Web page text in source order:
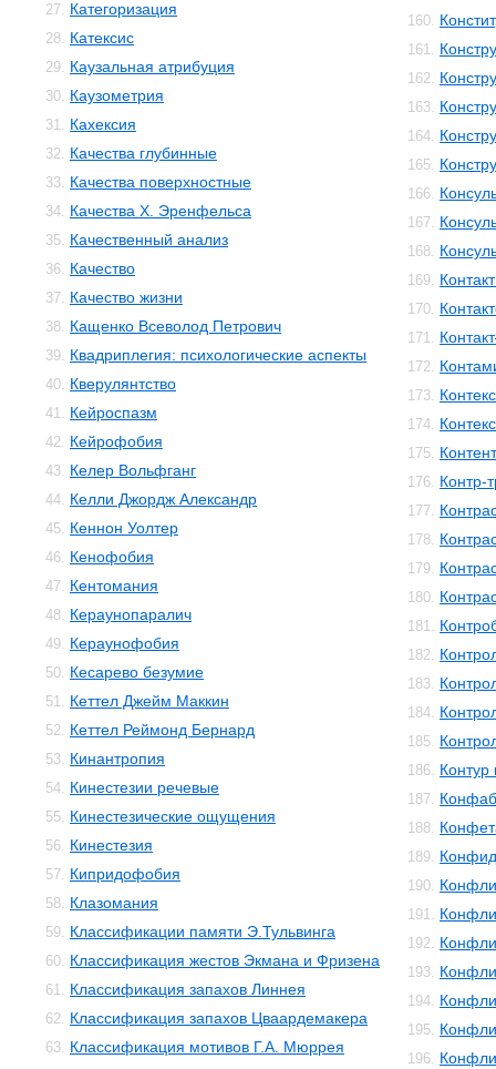
27. Категоризация
28. Катексис
29. Каузальная атрибуция
30. Каузометрия
31. Кахексия
32. Качества глубинные
33. Качества поверхностные
34. Качества Х. Эренфельса
35. Качественный анализ
36. Качество
37. Качество жизни
38. Кащенко Всеволод Петрович
39. Квадриплегия: психологические аспекты
40. Кверулянтство
41. Кейроспазм
42. Кейрофобия
43. Келер Вольфганг
44. Келли Джордж Александр
45. Кеннон Уолтер
46. Кенофобия
47. Кентомания
48. Кераунопаралич
49. Кераунофобия
50. Кесарево безумие
51. Кеттел Джейм Маккин
52. Кеттел Реймонд Бернард
53. Кинантропия
54. Кинестезии речевые
55. Кинестезические ощущения
56. Кинестезия
57. Кипридофобия
58. Клазомания
59. Классификации памяти Э.Тульвинга
60. Классификация жестов Экмана и Фризена
61. Классификация запахов Линнея
62. Классификация запахов Цваардемакера
63. Классификация мотивов Г.А. Мюррея
160.
161.
162.
163.
164.
165.
166.
167.
168.
169.
170.
171.
172.
173.
174.
175.
176. Контр-
177.
178.
179.
180.
181.
182.
183.
184.
185.
186. Контур
187.
188.
189.
190.
191.
192.
193.
194.
195.
196.